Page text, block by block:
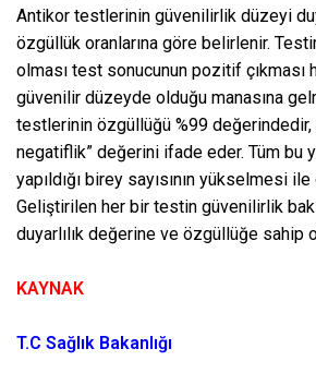
Antikor testlerinin güvenilirlik düzeyi
özgüllük oranlarına göre belirlenir. Testin
olması test sonucunun pozitif çıkması
güvenilir düzeyde olduğu manasına
testlerinin özgüllüğü %99 değerindedir,
negatiflik” değerini ifade eder. Tüm bu
yapıldığı birey sayısının yükselmesi ile
Geliştirilen her bir testin güvenilirlik
duyarlılık değerine ve özgüllüğe sahip
KAYNAK
T.C Sağlık Bakanlığı